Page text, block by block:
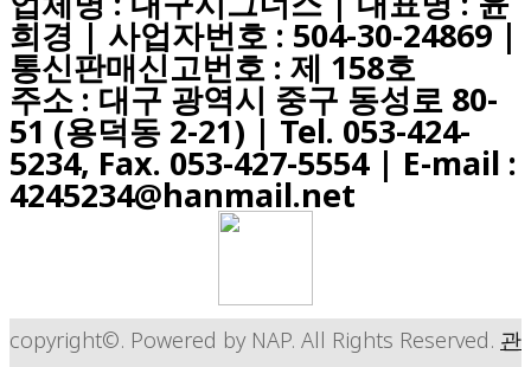
희경 | 사업자번호 : 504-30-24869 |
통신판매신고번호 : 제 158호
주소 : 대구 광역시 중구 동성로 80-
51 (용덕동 2-21) | Tel. 053-424-
5234, Fax. 053-427-5554| E-mail :
4245234@hanmail.net
copyright©. Powered by NAP. All Rights Reserved. 관